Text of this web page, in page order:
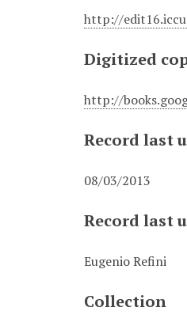
http://
Digitized
http://
Record last
08/03/2013
Record last
Eugenio Refini
Collection